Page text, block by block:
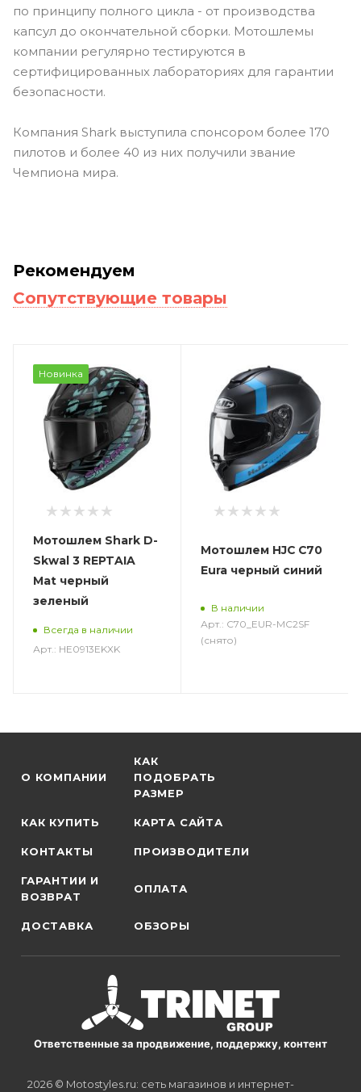
по принципу полного цикла - от производства
капсул до окончательной сборки. Мотошлемы
компании регулярно тестируются в
сертифицированных лабораториях для гарантии
безопасности.
Компания Shark выступила спонсором более 170
пилотов и более 40 из них получили звание
Чемпиона мира.
Рекомендуем
Сопутствующие товары
Новинка
Мотошлем Shark D-
Skwal 3 REPTAIA
Mat черный
зеленый
Всегда в наличии
Арт.: HE0913EKXK
Мотошлем HJC C70
Eura черный синий
В наличии
Арт.: C70_EUR-MC2SF
(снято)
О КОМПАНИИ
КАК
ПОДОБРАТЬ
РАЗМЕР
КАК КУПИТЬ КАРТА САЙТА
КОНТАКТЫ ПРОИЗВОДИТЕЛИ
ГАРАНТИИ И
ВОЗВРАТ
ОПЛАТА
ДОСТАВКА ОБЗОРЫ
Ответственные за продвижение, поддержку, контент
2026 © Motostyles.ru: сеть магазинов и интернет-